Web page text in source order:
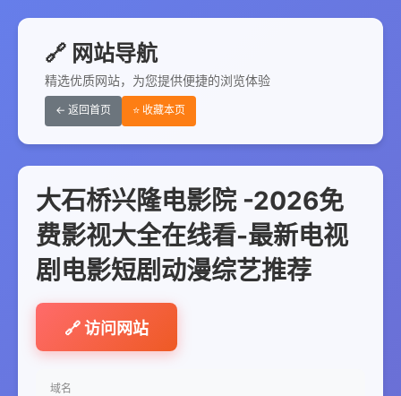
🔗 网站导航
精选优质网站，为您提供便捷的浏览体验
← 返回首页 ⭐ 收藏本页
大石桥兴隆电影院 -2026免
费影视大全在线看-最新电视
剧电影短剧动漫综艺推荐
🔗 访问网站
域名